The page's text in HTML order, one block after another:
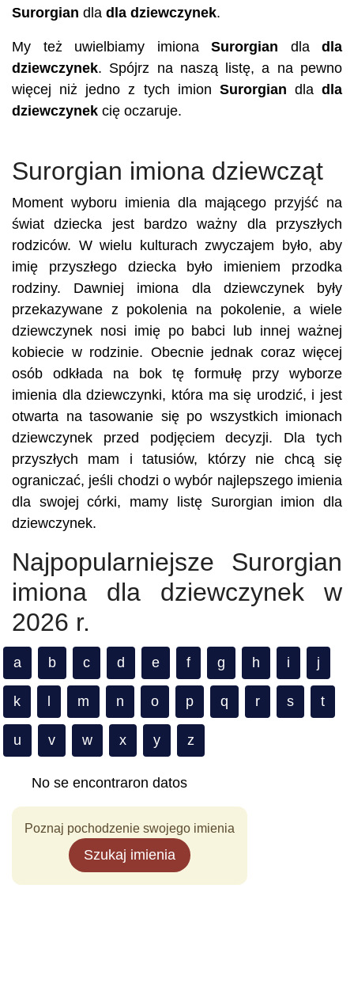
Surorgian dla dla dziewczynek.
My też uwielbiamy imiona Surorgian dla dla
dziewczynek. Spójrz na naszą listę, a na pewno
więcej niż jedno z tych imion Surorgian dla dla
dziewczynek cię oczaruje.
Surorgian imiona dziewcząt
Moment wyboru imienia dla mającego przyjść na
świat dziecka jest bardzo ważny dla przyszłych
rodziców. W wielu kulturach zwyczajem było, aby
imię przyszłego dziecka było imieniem przodka
rodziny. Dawniej imiona dla dziewczynek były
przekazywane z pokolenia na pokolenie, a wiele
dziewczynek nosi imię po babci lub innej ważnej
kobiecie w rodzinie. Obecnie jednak coraz więcej
osób odkłada na bok tę formułę przy wyborze
imienia dla dziewczynki, która ma się urodzić, i jest
otwarta na tasowanie się po wszystkich imionach
dziewczynek przed podjęciem decyzji. Dla tych
przyszłych mam i tatusiów, którzy nie chcą się
ograniczać, jeśli chodzi o wybór najlepszego imienia
dla swojej córki, mamy listę Surorgian imion dla
dziewczynek.
Najpopularniejsze Surorgian
imiona dla dziewczynek w
2026 r.
a b c d e f g h i j
k m n o p q r s t
u v w x y z
No se encontraron datos
Poznaj pochodzenie swojego imienia
Szukaj imienia